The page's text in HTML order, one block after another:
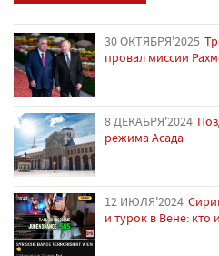
30 ОКТЯБРЯ'2025
провал миссии
8 ДЕКАБРЯ'2024
режима Асада
12 ИЮЛЯ'2024
и турок в Вене: кто